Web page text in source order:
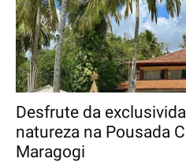
Desfrute da
natureza na Pousada
Maragogi